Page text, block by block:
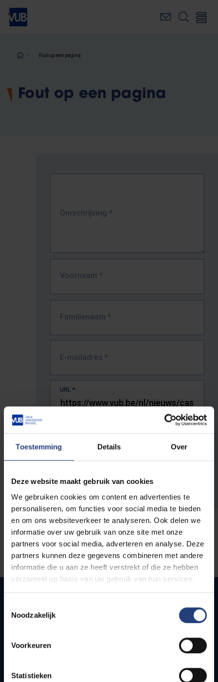
Toestemming Details Over
Deze website maakt gebruik van cookies
We gebruiken cookies om content en advertenties te
personaliseren, om functies voor social media te bieden
en om ons websiteverkeer te analyseren. Ook delen we
informatie over uw gebruik van onze site met onze
partners voor social media, adverteren en analyse. Deze
partners kunnen deze gegevens combineren met andere
informatie die u aan ze heeft verstrekt of die ze hebben
verzameld op basis van uw gebruik van hun services.
Noodzakelijk
Voorkeuren
Statistieken
Overslaan
naar
inhoudKruimelpad
Fout op een pagina
Fout op een pagina
Omschrijving *
Voornaam *
Familienaam *
E-mailadres *
URL *
De volledige URL van de pagina waar je de fout zag.
Snel naar
Bereikbaarheid